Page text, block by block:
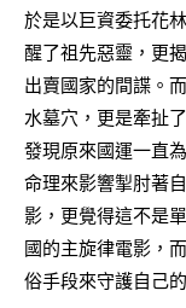
於是以巨資委托花
醒了祖先惡靈，更
出賣國家的間諜。
水墓穴，更是牽扯
發現原來國運一直
命理來影響掣肘著
影，更覺得這不是
國的主旋律電影，
俗手段來守護自己